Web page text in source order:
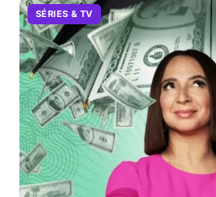
SÉRIES & TV